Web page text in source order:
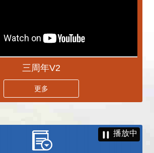
三周年V2
更多
播放中